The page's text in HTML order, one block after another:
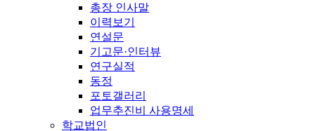
총장 인사말
이력보기
연설문
기고문·인터뷰
연구실적
동정
포토갤러리
업무추진비 사용명세
학교법인